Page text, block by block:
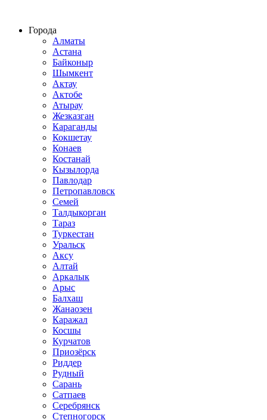
Города
Алматы
Астана
Байконыр
Шымкент
Актау
Актобе
Атырау
Жезказган
Караганды
Кокшетау
Конаев
Костанай
Кызылорда
Павлодар
Петропавловск
Семей
Талдыкорган
Тараз
Туркестан
Уральск
Аксу
Алтай
Аркалык
Арыс
Балхаш
Жанаозен
Каражал
Косшы
Курчатов
Приозёрск
Риддер
Рудный
Сарань
Сатпаев
Серебрянск
Степногорск